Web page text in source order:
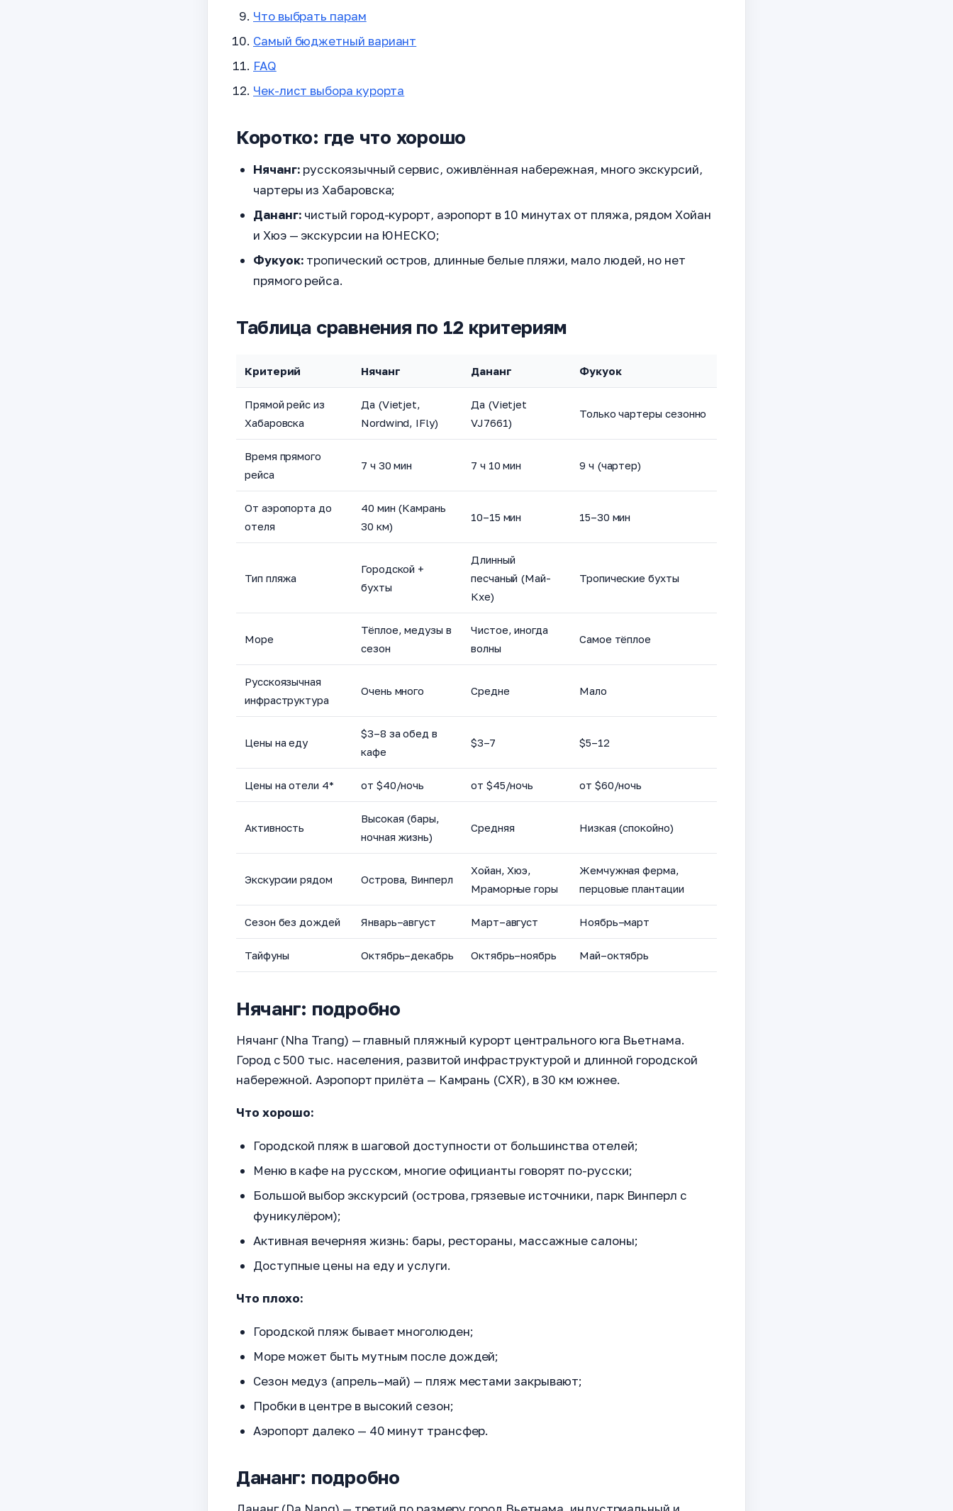
Что выбрать парам
Самый бюджетный вариант
FAQ
Чек-лист выбора курорта
Коротко: где что хорошо
Нячанг: русскоязычный сервис, оживлённая набережная, много экскурсий,
чартеры из Хабаровска;
Дананг: чистый город-курорт, аэропорт в 10 минутах от пляжа, рядом Хойан
и Хюэ — экскурсии на ЮНЕСКО;
Фукуок: тропический остров, длинные белые пляжи, мало людей, но нет
прямого рейса.
Таблица сравнения по 12 критериям
Критерий Нячанг Дананг Фукуок
Прямой рейс из
Хабаровска
Да (Vietjet,
Nordwind, IFly)
Да (Vietjet
VJ7661)
Только чартеры сезонно
Время прямого
рейса
7 ч 30 мин 7 ч 10 мин 9 ч (чартер)
От аэропорта до
отеля
40 мин (Камрань
30 км)
10–15 мин 15–30 мин
Тип пляжа
Городской +
бухты
Длинный
песчаный (Май-
Кхе)
Тропические бухты
Море
Тёплое, медузы в
сезон
Чистое, иногда
волны
Самое тёплое
Русскоязычная
инфраструктура
Очень много Средне Мало
Цены на еду
$3–8 за обед в
кафе
$3–7 $5–12
Цены на отели 4* от $40/ночь от $45/ночь от $60/ночь
Активность
Высокая (бары,
ночная жизнь)
Средняя Низкая (спокойно)
Экскурсии рядом Острова, Винперл
Хойан, Хюэ,
Мраморные горы
Жемчужная ферма,
перцовые плантации
Сезон без дождей Январь–август Март–август Ноябрь–март
Тайфуны Октябрь–декабрь Октябрь–ноябрь Май–октябрь
Нячанг: подробно
Нячанг (Nha Trang) — главный пляжный курорт центрального юга Вьетнама.
Город с 500 тыс. населения, развитой инфраструктурой и длинной городской
набережной. Аэропорт прилёта — Камрань (CXR), в 30 км южнее.
Что хорошо:
Городской пляж в шаговой доступности от большинства отелей;
Меню в кафе на русском, многие официанты говорят по-русски;
Большой выбор экскурсий (острова, грязевые источники, парк Винперл с
фуникулёром);
Активная вечерняя жизнь: бары, рестораны, массажные салоны;
Доступные цены на еду и услуги.
Что плохо:
Городской пляж бывает многолюден;
Море может быть мутным после дождей;
Сезон медуз (апрель–май) — пляж местами закрывают;
Пробки в центре в высокий сезон;
Аэропорт далеко — 40 минут трансфер.
Дананг: подробно